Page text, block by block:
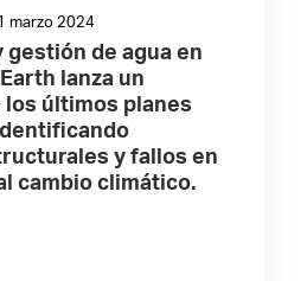
marzo 2024
gestión de agua en
lanza un
últimos planes
y fallos en
cambio climático.